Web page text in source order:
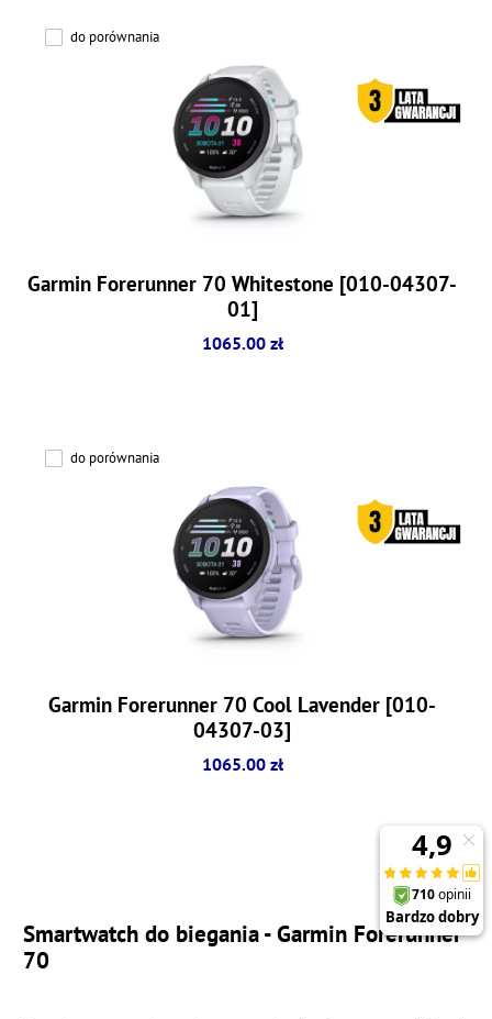
do porównania
Garmin Forerunner 70 Whitestone [010-04307-
01]
1065.00 zł
do porównania
Garmin Forerunner 70 Cool Lavender [010-
04307-03]
1065.00 zł
Smartwatch do biegania - Garmin Forerunner
70